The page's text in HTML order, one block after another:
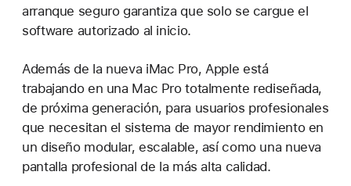
arranque seguro garantiza que solo se cargue el
software autorizado al inicio.
Además de la nueva iMac Pro, Apple está
trabajando en una Mac Pro totalmente rediseñada,
de próxima generación, para usuarios profesionales
que necesitan el sistema de mayor rendimiento en
un diseño modular, escalable, así como una nueva
pantalla profesional de la más alta calidad.